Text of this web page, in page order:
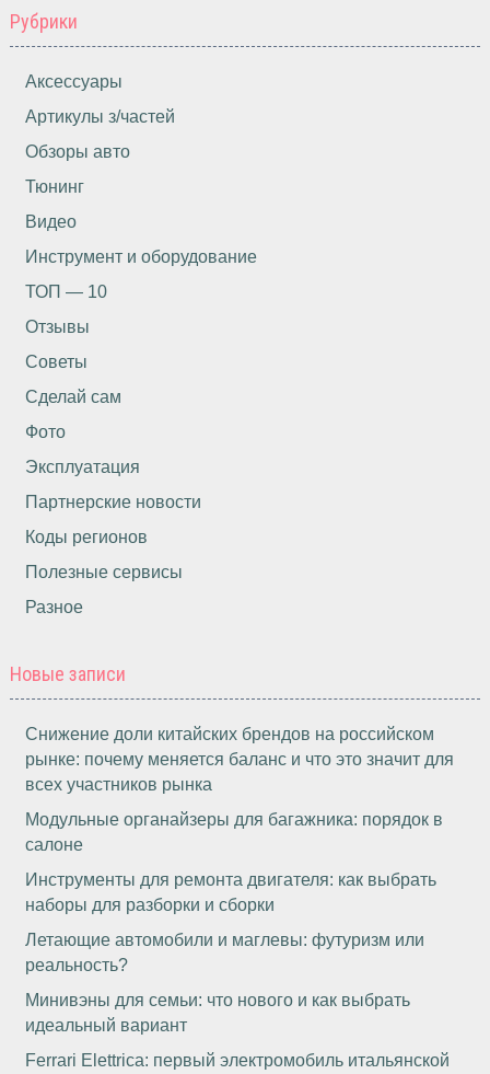
Рубрики
Аксессуары
Артикулы з/частей
Обзоры авто
Тюнинг
Видео
Инструмент и оборудование
ТОП — 10
Отзывы
Советы
Сделай сам
Фото
Эксплуатация
Партнерские новости
Коды регионов
Полезные сервисы
Разное
Новые записи
Снижение доли китайских брендов на российском
рынке: почему меняется баланс и что это значит для
всех участников рынка
Модульные органайзеры для багажника: порядок в
салоне
Инструменты для ремонта двигателя: как выбрать
наборы для разборки и сборки
Летающие автомобили и маглевы: футуризм или
реальность?
Минивэны для семьи: что нового и как выбрать
идеальный вариант
Ferrari Elettrica: первый электромобиль итальянской